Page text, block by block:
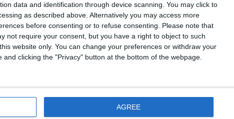
data and identification through device scanning. You may click to
as described above. Alternatively you may access more
before consenting or to refuse consenting.
Please note that
not require your consent, but you have a right to object to such
website only. You can change your preferences or withdraw your
clicking the "Privacy" button at the bottom of the webpage.
AGREE
Indians 0 0 Vienna Metrostars
5. Juli
Indians 2 20 8